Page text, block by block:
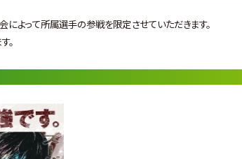
よって所属選手の参戦を限定させていただきます。
。